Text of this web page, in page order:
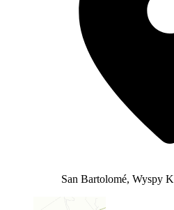
San Bartolomé, Wyspy